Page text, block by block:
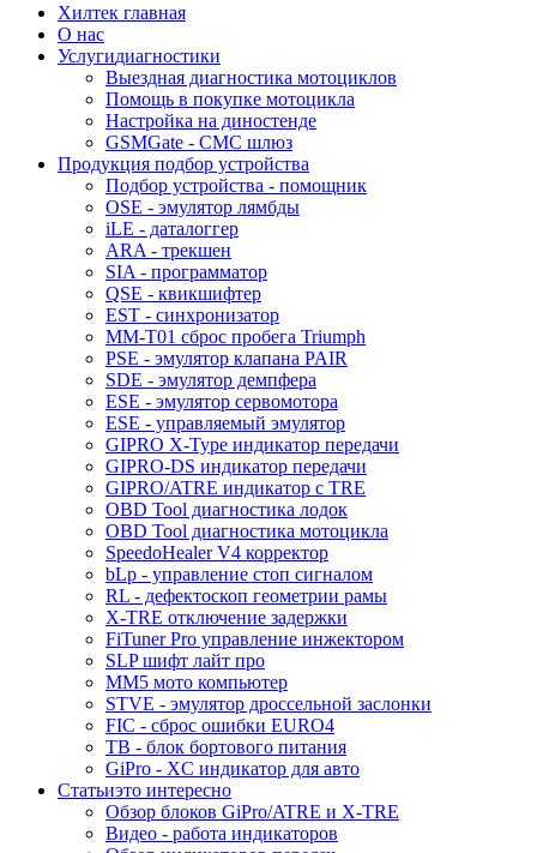
Хилтек главная
О нас
Услугидиагностики
Выездная диагностика мотоциклов
Помощь в покупке мотоцикла
Настройка на диностенде
GSMGate - СМС шлюз
Продукция подбор устройства
Подбор устройства - помощник
OSE - эмулятор лямбды
iLE - даталоггер
ARA - трекшен
SIA - программатор
QSE - квикшифтер
EST - синхронизатор
MM-T01 сброс пробега Triumph
PSE - эмулятор клапана PAIR
SDE - эмулятор демпфера
ESE - эмулятор сервомотора
ESE - управляемый эмулятор
GIPRO X-Type индикатор передачи
GIPRO-DS индикатор передачи
GIPRO/ATRE индикатор с TRE
OBD Tool диагностика лодок
OBD Tool диагностика мотоцикла
SpeedoHealer V4 корректор
bLp - управление стоп сигналом
RL - дефектоскоп геометрии рамы
X-TRE отключение задержки
FiTuner Pro управление инжектором
SLP шифт лайт про
MM5 мото компьютер
STVE - эмулятор дроссельной заслонки
FIC - сброс ошибки EURO4
TB - блок бортового питания
GiPro - XC индикатор для авто
Статьиэто интересно
Обзор блоков GiPro/ATRE и X-TRE
Видео - работа индикаторов